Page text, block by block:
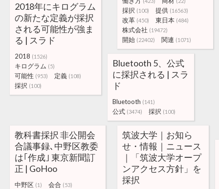
採択 (100) 提供 (16563)
改革 (450) 東日本 (484)
株式会社 (19472)
開始 (22402) 関連 (1071)
2018年にキログラム
の新たな定義が採択
される可能性が強ま
る | スラド
2018 (1526)
キログラム (5)
可能性 (953) 定義 (108)
採択 (100)
Bluetooth 5、公式
に採択される | スラ
ド
Bluetooth (141)
公式 (3474) 採択 (100)
教科書採択 非公開会
合議事録､中野区教委
は｢作成｣ 東京新聞訂
正 | GoHoo
中野区 (1) 会合 (53)
筑波大学｜お知ら
せ・情報｜ニュース
｜「筑波大学オープ
ンアクセス方針」を
採択